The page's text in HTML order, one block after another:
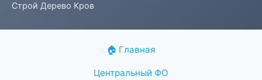
Строй Дерево Кров
🏠 Главная
Центральный ФО